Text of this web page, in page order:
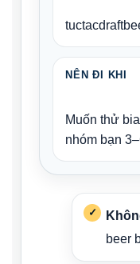
NÊN ĐI KHI
Muốn thử
nhóm bạn
beer